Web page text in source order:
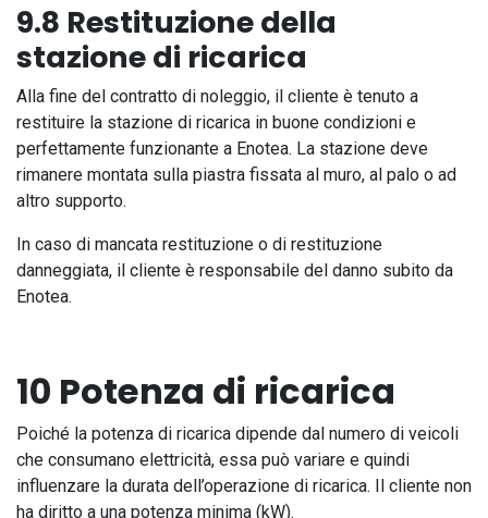
9.8 Restituzione della
stazione di ricarica
Alla fine del contratto di noleggio, il cliente è tenuto a
restituire la stazione di ricarica in buone condizioni e
perfettamente funzionante a Enotea. La stazione deve
rimanere montata sulla piastra fissata al muro, al palo o ad
altro supporto.
In caso di mancata restituzione o di restituzione
danneggiata, il cliente è responsabile del danno subito da
Enotea.
10 Potenza di ricarica
Poiché la potenza di ricarica dipende dal numero di veicoli
che consumano elettricità, essa può variare e quindi
influenzare la durata dell’operazione di ricarica. Il cliente non
ha diritto a una potenza minima (kW).